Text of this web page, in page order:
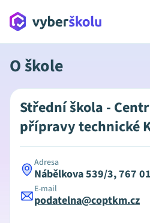
O škole
Střední škola -
přípravy technické
Adresa
Nábělkova 539/3, 767
E-mail
podatelna@coptkm.cz